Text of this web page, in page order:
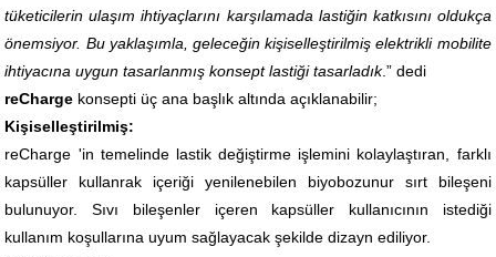
tüketicilerin ulaşım ihtiyaçlarını karşılamada lastiğin katkısını oldukça
önemsiyor. Bu yaklaşımla, geleceğin kişiselleştirilmiş elektrikli mobilite
ihtiyacına uygun tasarlanmış konsept lastiği tasarladık.” dedi
reCharge konsepti üç ana başlık altında açıklanabilir;
Kişiselleştirilmiş:
reCharge 'in temelinde lastik değiştirme işlemini kolaylaştıran, farklı
kapsüller kullanrak içeriği yenilenebilen biyobozunur sırt bileşeni
bulunuyor. Sıvı bileşenler içeren kapsüller kullanıcının istediği
kullanım koşullarına uyum sağlayacak şekilde dizayn ediliyor.